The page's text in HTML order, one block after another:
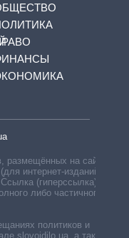
размещённых на сайте,
интернет-изданий —
(гиперссылка)
либо частичного
политиков и
slovoidilo.ua, а также